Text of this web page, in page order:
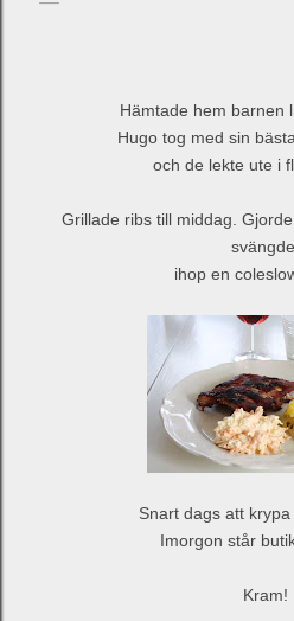
Hämtade hem barnen
Hugo tog med sin
och de lekte ute i
Grillade ribs till middag.
svängde
ihop en
Snart dags att krypa
Imorgon står
Kram!